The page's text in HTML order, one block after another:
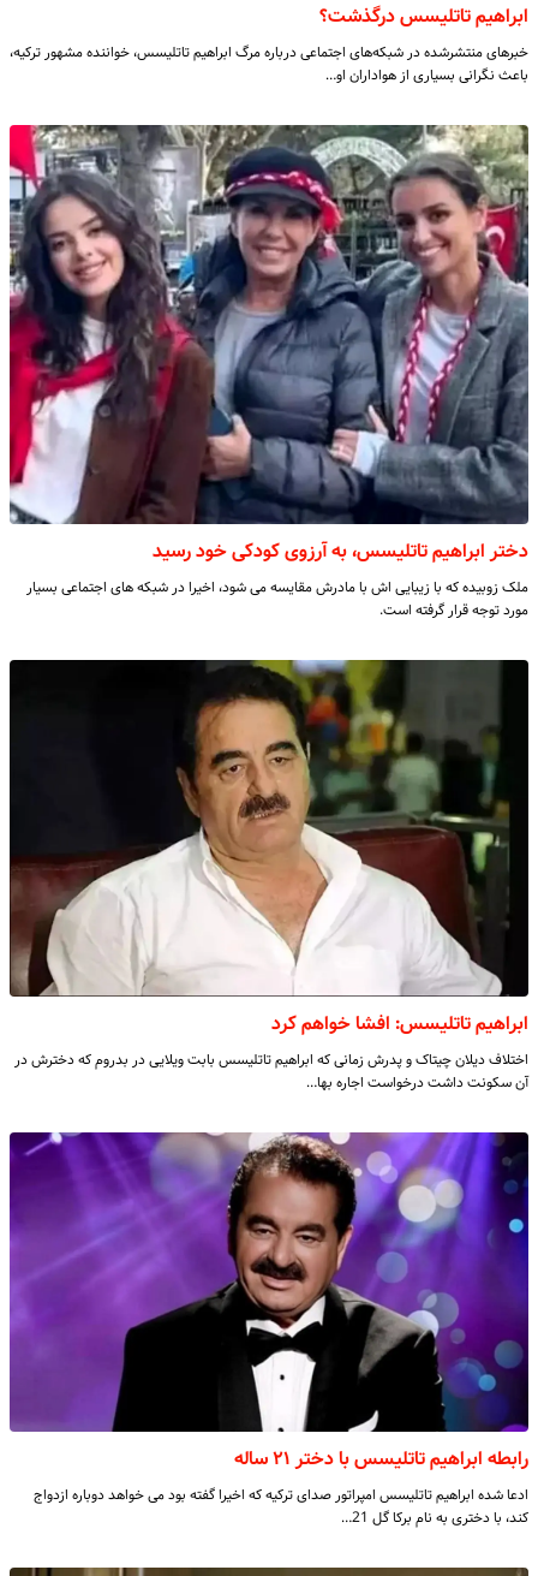
ابراهیم تاتلیسس درگذشت؟
خبرهای منتشرشده در شبکه‌های اجتماعی درباره مرگ ابراهیم تاتلیسس، خواننده مشهور ترکیه،
باعث نگرانی بسیاری از هواداران او…
دختر ابراهیم تاتلیسس، به آرزوی کودکی خود رسید
ملک زوبیده که با زیبایی اش با مادرش مقایسه می شود، اخیرا در شبکه های اجتماعی بسیار
مورد توجه قرار گرفته است.
ابراهیم تاتلیسس: افشا خواهم کرد
اختلاف دیلان چیتاک و پدرش زمانی که ابراهیم تاتلیسس بابت ویلایی در بدروم که دخترش در
آن سکونت داشت درخواست اجاره بها…
رابطه ابراهیم تاتلیسس با دختر ۲۱ ساله
ادعا شده ابراهیم تاتلیسس امپراتور صدای ترکیه که اخیرا گفته بود می خواهد دوباره ازدواج
کند، با دختری به نام برکا گل 21…